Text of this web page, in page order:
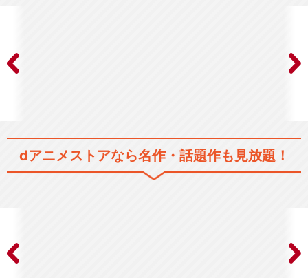
ご注文はうさぎですか？？ ～
Sing For …
dアニメストアなら名作・話題作も見放題！